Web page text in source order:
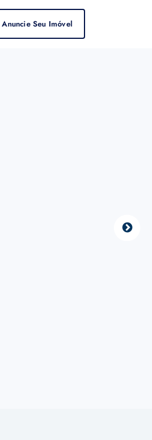
Anuncie Seu Imóvel